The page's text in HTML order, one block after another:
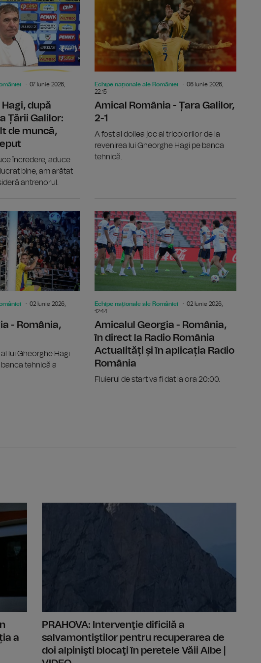
07 Iunie 2026,
după
Țării Galilor:
de muncă,
încredere, aduce
bine, am arătat
antrenorul.
Echipe naționale ale României
06 Iunie 2026,
22:15
Amical România - Țara Galilor,
2-1
A fost al doilea joc al tricolorilor de la
revenirea lui Gheorghe Hagi pe banca
tehnică.
02 Iunie 2026,
- România,
lui Gheorghe Hagi
tehnică a
Echipe naționale ale României
02 Iunie 2026,
12:44
Amicalul Georgia - România,
în direct la Radio România
Actualități și în aplicația Radio
România
Fluierul de start va fi dat la ora 20:00.
Operațiunea de scufundare controlată a barjelor în Dunăre,
a
PRAHOVA: Intervenţie dificilă a
salvamontiştilor pentru recuperarea de
doi alpinişti blocaţi în peretele Văii Albe |